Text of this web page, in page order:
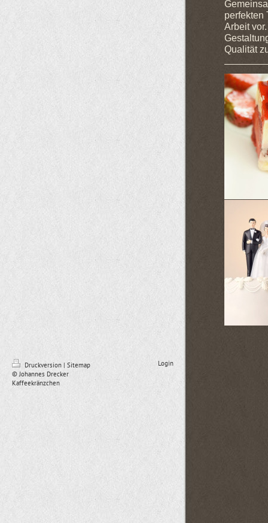
perfekten
Arbeit
Qualität
Druckversion | Sitemap
© Johannes Drecker
Kaffeekränzchen
Login